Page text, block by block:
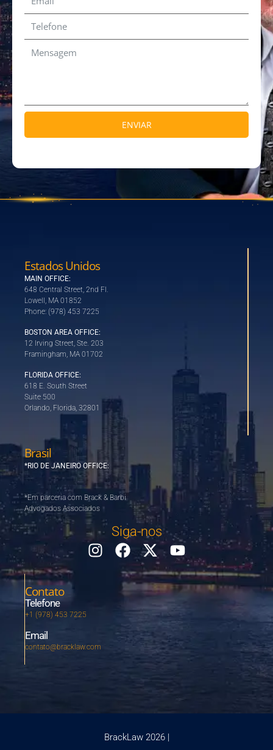
ENVIAR
Estados Unidos
MAIN OFFICE:
648 Central Street, 2nd Fl.
Lowell, MA 01852
Phone: (978) 453 7225
BOSTON AREA OFFICE:
12 Irving Street, Ste. 203
Framingham, MA 01702
FLORIDA OFFICE:
618 E. South Street
Suite 500
Orlando, Florida, 32801
Brasil
*RIO DE JANEIRO OFFICE:
*Em parceria com Brack & Barbi
Advogados Associados
Siga-nos
Contato
Telefone
+1 (978) 453 7225
Email
contato@bracklaw.com
BrackLaw 2026 |